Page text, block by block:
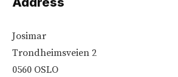
Josimar
Trondheimsveien 2
0560 OSLO